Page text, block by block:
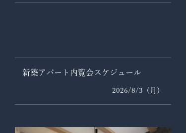
新築アパート内覧会スケジュール
2026/8/3（月）